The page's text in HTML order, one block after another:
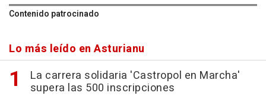
Contenido patrocinado
Lo más leído en Asturianu
La carrera solidaria 'Castropol en Marcha'
supera las 500 inscripciones